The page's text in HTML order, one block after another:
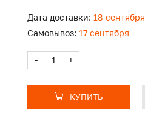
Дата доставки: 18 сентября
Самовывоз: 17 сентября
- +
КУПИТЬ